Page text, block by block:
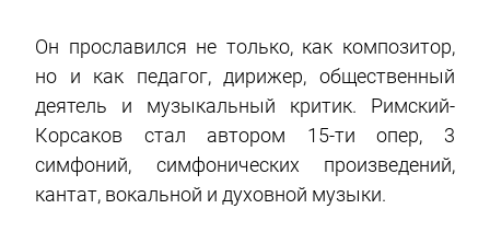
Он прославился не только, как композитор,
но и как педагог, дирижер, общественный
деятель и музыкальный критик. Римский-
Корсаков стал автором 15-ти опер, 3
симфоний, симфонических произведений,
кантат, вокальной и духовной музыки.